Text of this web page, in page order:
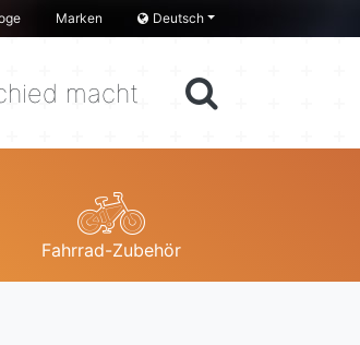
Marken Deutsch
macht
Fahrrad-Zubehör